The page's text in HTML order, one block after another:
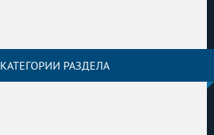
КАТЕГОРИИ РАЗДЕЛА